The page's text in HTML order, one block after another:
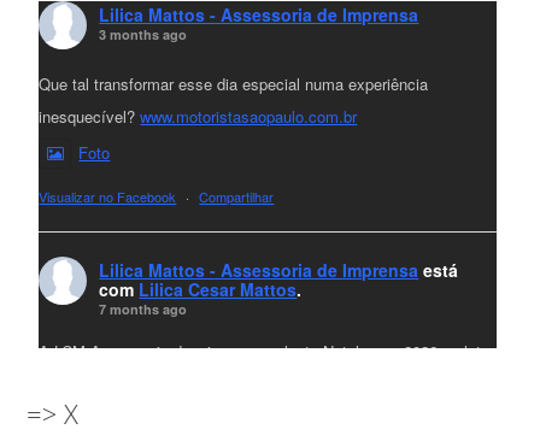
Lilica Mattos - Assessoria de Imprensa
3 months ago
Que tal transformar esse dia especial numa experiência
inesquecível?www.motoristasaopaulo.com.br
Foto
Visualizar no Facebook · Compartilhar
Lilica Mattos - Assessoria de Imprensa está
com Lilica Cesar Mattos.
7 months ago
A LCM Assessoria deseja um excelente Natal e um 2026 repleto
amigos que sempre nos acompanham!🎄✨🥂❤️
=> X